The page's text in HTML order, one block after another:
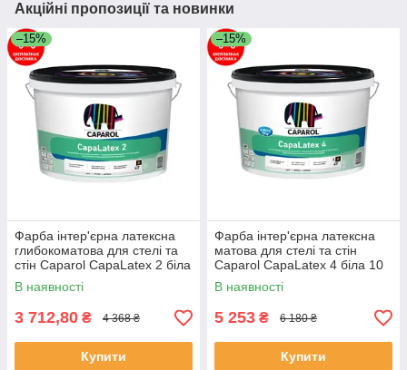
Акційні пропозиції та новинки
–15%
Фарба інтер'єрна латексна
глибокоматова для стелі та
стін Caparol CapaLatex 2 біла
10 л
В наявності
3 712,80 ₴ 4 368 ₴
Купити
–15%
Фарба інтер'єрна латексна
матова для стелі та стін
Caparol CapaLatex 4 біла 10
л
В наявності
5 253 ₴ 6 180 ₴
Купити